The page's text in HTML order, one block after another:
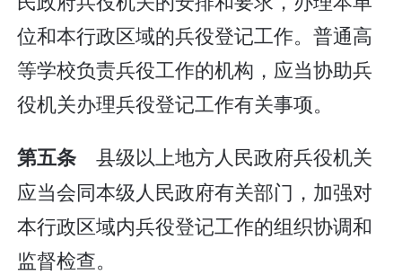
位和本行政区域的兵役登记工作。普通高
等学校负责兵役工作的机构，应当协助兵
役机关办理兵役登记工作有关事项。
第五条县级以上地方人民政府兵役机关
应当会同本级人民政府有关部门，加强对
本行政区域内兵役登记工作的组织协调和
监督检查。